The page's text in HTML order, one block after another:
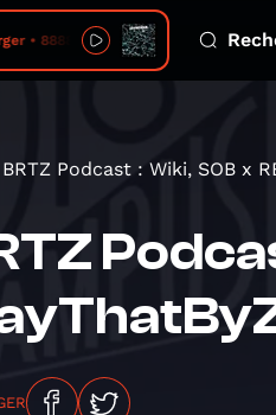
• 88888888
BRTZ Podcast : Wiki, SOB x